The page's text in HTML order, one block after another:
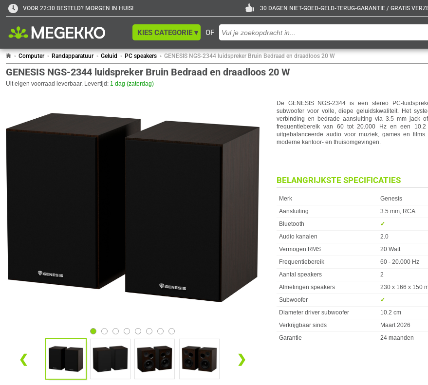
VOOR 22:30 BESTELD? MORGEN IN HUIS! 30 DAGEN NIET-GOED-GELD-TERUG-GARANTIE / GRATIS
OF
KIES CATEGORIE ▾
Computer Randapparatuur Geluid PC speakers GENESIS NGS-2344 luidspreker Bruin Bedraad en draadloos 20 W
GENESIS NGS-2344 luidspreker Bruin Bedraad en draadloos 20 W
Uit eigen voorraad leverbaar. Levertijd: 1 dag (zaterdag)
❮ ❯
De GENESIS NGS-2344 is een stereo PC-
subwoofer voor volle, diepe geluidskwaliteit. Het
verbinding en bedrade aansluiting via 3.5 mm jack
frequentiebereik van 60 tot 20.000 Hz en een
uitgebalanceerde audio voor muziek, games en
moderne kantoor- en thuisomgevingen.
BELANGRIJKSTE SPECIFICATIES
Eigenschap
Merk
Genesis
Aansluiting
3.5 mm, RCA
Bluetooth
✓︎
Audio kanalen
2.0
Vermogen RMS
20 Watt
Frequentiebereik
60 - 20.000 Hz
Aantal speakers
2
Afmetingen speakers
230 x 166 x 150
Subwoofer
✓︎
Diameter driver subwoofer
10.2 cm
Verkrijgbaar sinds
Maart 2026
Garantie
24 maanden